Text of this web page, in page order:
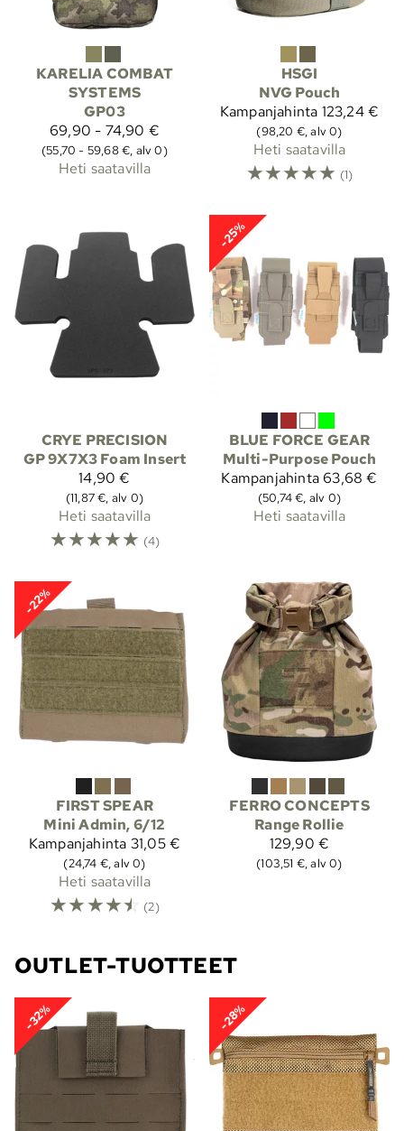
KARELIA COMBAT
SYSTEMS
GP03
69,90 - 74,90 €
(55,70 - 59,68 €, alv 0)
Heti saatavilla
HSGI
NVG Pouch
Kampanjahinta 123,24 €
(98,20 €, alv 0)
Heti saatavilla
☆☆☆☆☆ (1)
CRYE PRECISION
GP 9X7X3 Foam Insert
14,90 €
(11,87 €, alv 0)
Heti saatavilla
☆☆☆☆☆ (4)
-25%
BLUE FORCE GEAR
Multi-Purpose Pouch
Kampanjahinta 63,68 €
(50,74 €, alv 0)
Heti saatavilla
-22%
FIRST SPEAR
Mini Admin, 6/12
Kampanjahinta 31,05 €
(24,74 €, alv 0)
Heti saatavilla
☆☆☆☆☆ (2)
FERRO CONCEPTS
Range Rollie
129,90 €
(103,51 €, alv 0)
OUTLET-TUOTTEET
-32% -28%